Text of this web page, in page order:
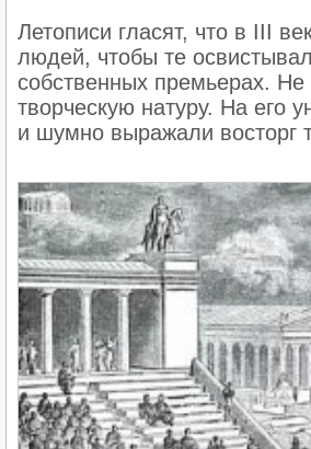
Летописи гласят, что в III
людей, чтобы те
собственных премьерах.
творческую натуру. На его
и шумно выражали восторг